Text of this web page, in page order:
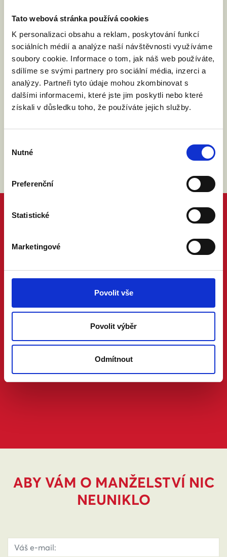
Tato webová stránka používá cookies
K personalizaci obsahu a reklam, poskytování funkcí
sociálních médií a analýze naší návštěvnosti využíváme
soubory cookie. Informace o tom, jak náš web používáte,
sdílíme se svými partnery pro sociální média, inzerci a
analýzy. Partneři tyto údaje mohou zkombinovat s
dalšími informacemi, které jste jim poskytli nebo které
získali v důsledku toho, že používáte jejich služby.
souhlasu
Nutné
Preferenční
Statistické
Marketingové
Povolit vše
Povolit výběr
Odmítnout
Kde žijete?(město, PSČ)
Přijdu s doprovodem.
Souhlasím se zpracováním osobních údajů podle
zákona č. 101/2000 Sb. Přečíst
ABY VÁM O MANŽELSTVÍ NIC
NEUNIKLO